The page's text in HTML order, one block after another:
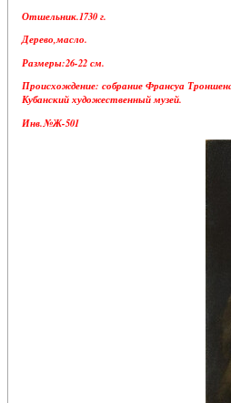
Отшельник.1730 г.
Дерево,масло.
Размеры:26-22 см.
Происхождение: собрание Франсуа
Кубанский художественный музей.
Инв.№Ж-501